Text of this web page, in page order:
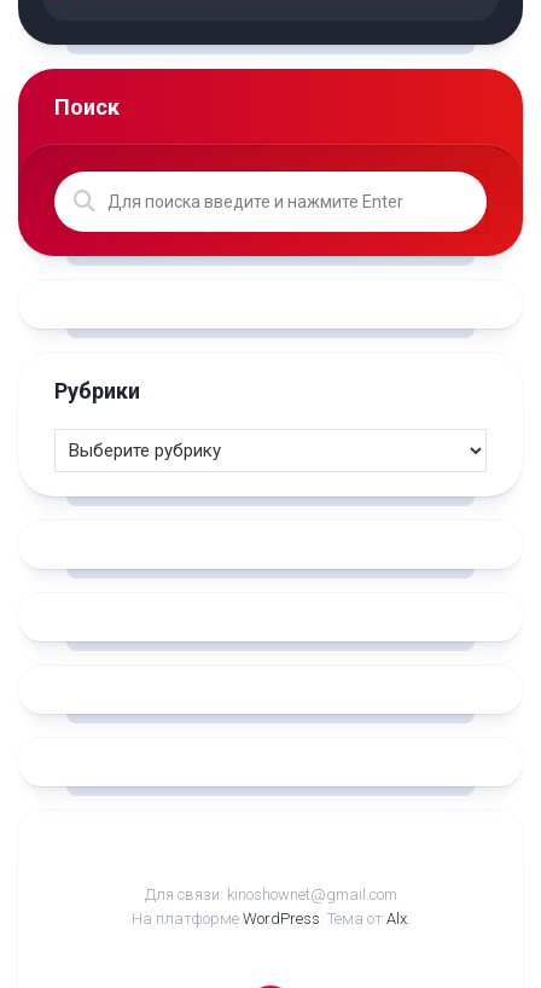
Поиск
Рубрики
Для связи: kinoshownet@gmail.com
На платформе WordPress. Тема от Alx.